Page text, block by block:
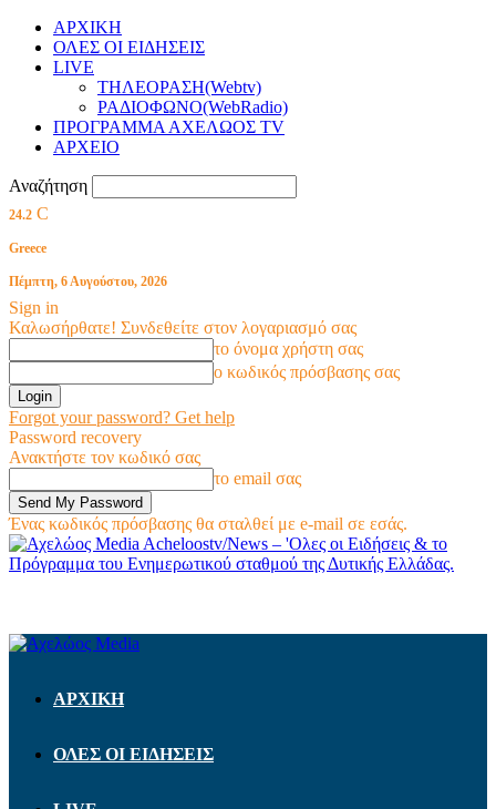
ΑΡΧΙΚΗ
ΟΛΕΣ ΟΙ ΕΙΔΗΣΕΙΣ
LIVE
ΤΗΛΕΟΡΑΣΗ(Webtv)
ΡΑΔΙΟΦΩΝΟ(WebRadio)
ΠΡΟΓΡΑΜΜΑ ΑΧΕΛΩΟΣ TV
ΑΡΧΕΙΟ
Αναζήτηση
24.2 C
Greece
Πέμπτη, 6 Αυγούστου, 2026
Sign in
Καλωσήρθατε! Συνδεθείτε στον λογαριασμό σας
το όνομα χρήστη σας
ο κωδικός πρόσβασης σας
Forgot your password? Get help
Password recovery
Ανακτήστε τον κωδικό σας
το email σας
Ένας κωδικός πρόσβασης θα σταλθεί με e-mail σε εσάς.
Acheloostv/News – 'Ολες οι Ειδήσεις & το
Πρόγραμμα του Ενημερωτικού σταθμού της Δυτικής Ελλάδας.
ΑΡΧΙΚΗ
ΟΛΕΣ ΟΙ ΕΙΔΗΣΕΙΣ